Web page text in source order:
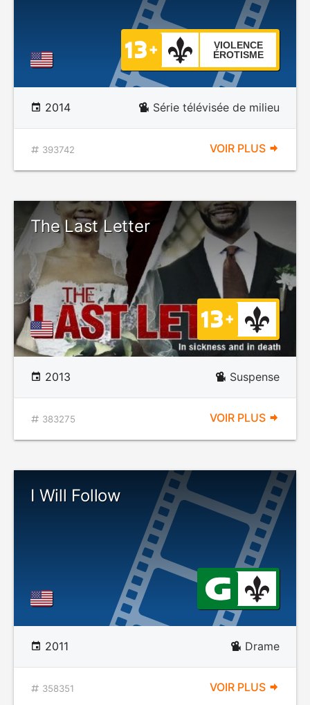
VIOLENCE
ÉROTISME
2014 Série télévisée de milieu
393742 VOIR PLUS
The Last Letter
2013 Suspense
383275 VOIR PLUS
I Will Follow
2011 Drame
358351 VOIR PLUS